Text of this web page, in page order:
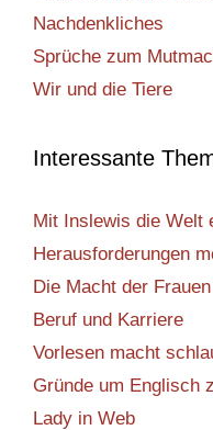
Nachdenkliches
Sprüche zum
Wir und die Tiere
Interessante
Mit Inslewis die Welt
Herausforderungen
Die Macht der
Beruf und Karriere
Vorlesen macht
Gründe um Englisch
Lady in Web